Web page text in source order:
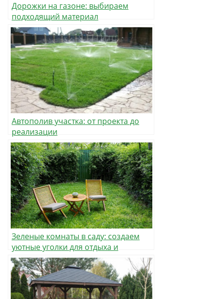
Дорожки на газоне: выбираем
подходящий материал
Автополив участка: от проекта до
реализации
Зеленые комнаты в саду: создаем
уютные уголки для отдыха и
вдохновения